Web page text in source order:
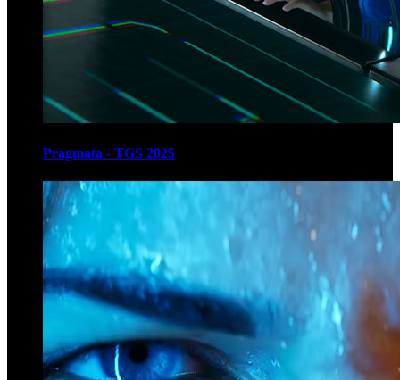
Pragmata - TGS 2025